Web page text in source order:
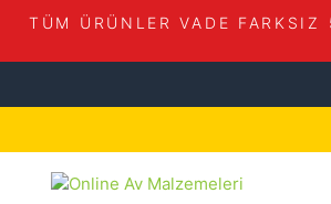
TÜM ÜRÜNLER VADE